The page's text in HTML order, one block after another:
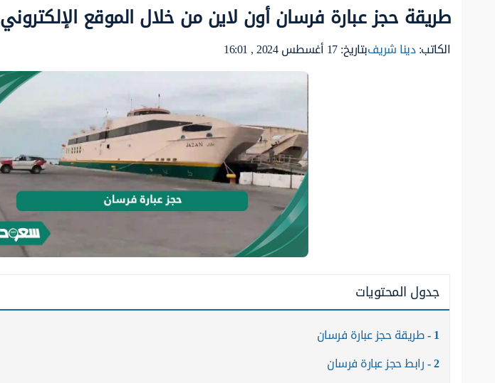
طريقة حجز عبارة فرسان أون لاين من خلال الموقع الإلكتروني
الكاتب:دينا شريفبتاريخ: 17 أغسطس 2024 , 16:01
جدول المحتويات
1 طريقة حجز عبارة فرسان
2 رابط حجز عبارة فرسان